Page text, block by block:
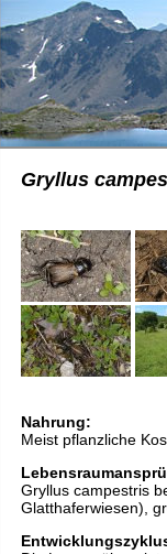
Gryllus
Nahrung:
Meist pflanzliche
Gryllus campestris
Glatthaferwiesen),